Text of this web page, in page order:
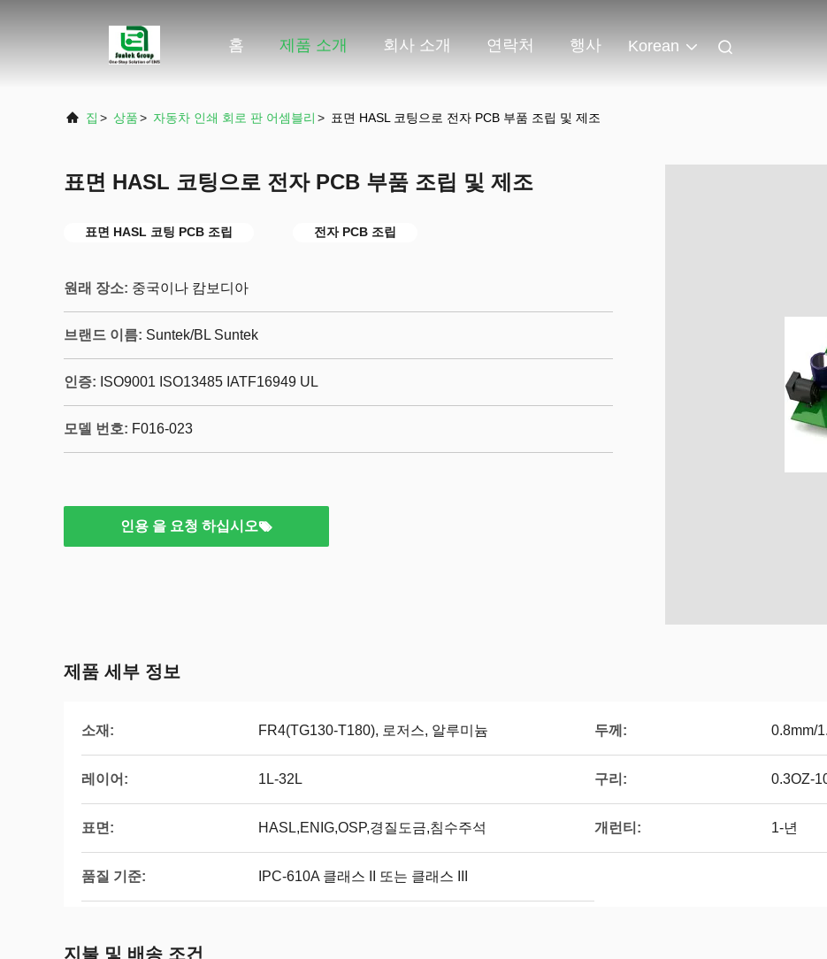
홈 제품 소개 회사 소개 연락처 행사 Korean
집 > 상품> 자동차 인쇄 회로 판 어셈블리 > 표면 HASL 코팅으로 전자 PCB 부품 조립 및 제조
표면 HASL 코팅으로 전자 PCB 부품 조립 및 제조
표면 HASL 코팅 PCB 조립 전자 PCB 조립
원래 장소: 중국이나 캄보디아
브랜드 이름: Suntek/BL Suntek
인증: ISO9001 ISO13485 IATF16949 UL
모델 번호: F016-023
인용 을 요청 하십시오
제품 세부 정보
소재: FR4(TG130-T180), 로저스, 알루미늄 두께: 0.8mm/
레이어: 1L-32L 구리: 0.3OZ-
표면: HASL,ENIG,OSP,경질도금,침수주석 개런티: 1-년
품질 기준: IPC-610A 클래스 II 또는 클래스 III
지불 및 배송 조건